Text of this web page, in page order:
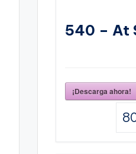
540 – At
¡Descarga ahora!